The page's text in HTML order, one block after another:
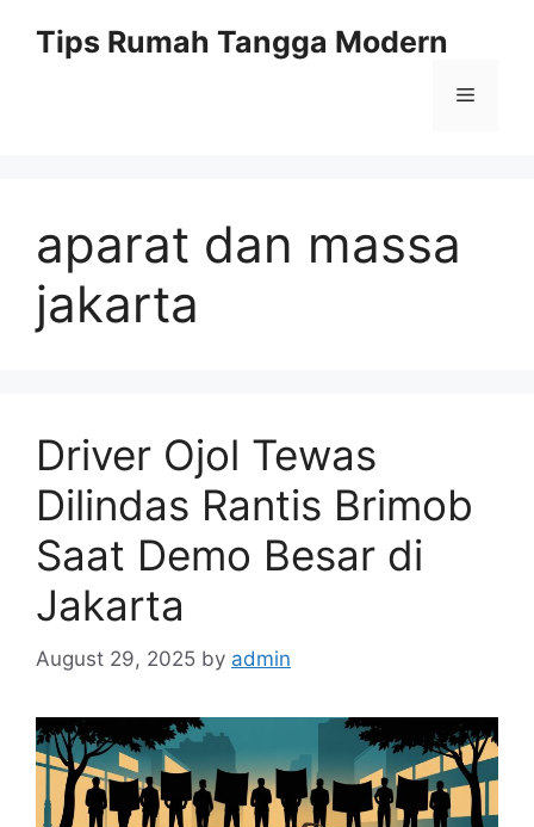
Tips Rumah Tangga Modern
Menu
aparat dan massa
jakarta
Driver Ojol Tewas
Dilindas Rantis Brimob
Saat Demo Besar di
Jakarta
August 29, 2025 by admin